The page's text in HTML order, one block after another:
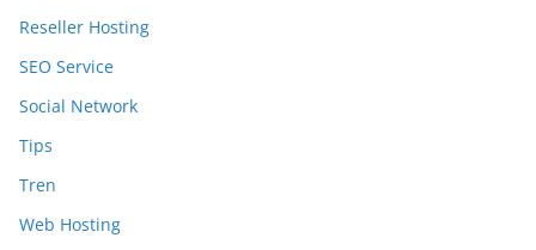
Reseller Hosting
SEO Service
Social Network
Tips
Tren
Web Hosting